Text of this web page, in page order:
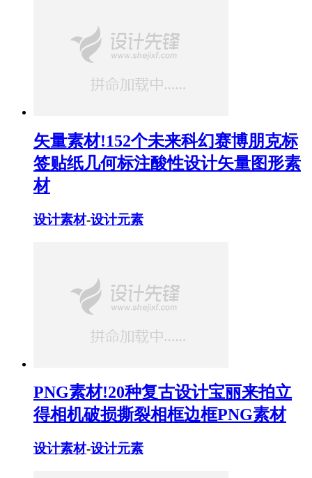
矢量素材!152个未来科幻赛博朋克标
签贴纸几何标注酸性设计矢量图形素
材
设计素材-设计元素
PNG素材!20种复古设计宝丽来拍立
得相机破损撕裂相框边框PNG素材
设计素材-设计元素